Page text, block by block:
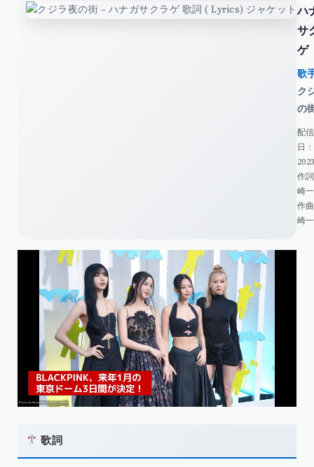
ハ
サ
ゲ
歌
ク
の
配
日：
作
崎
作
崎
歌詞